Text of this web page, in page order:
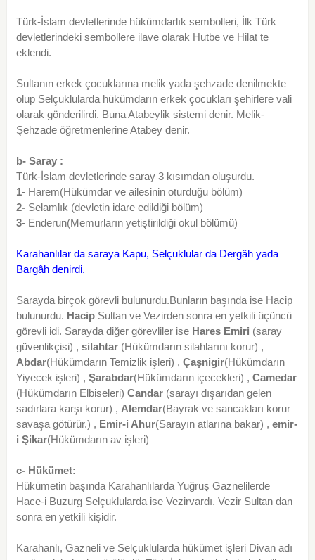
Türk-İslam devletlerinde hükümdarlık sembolleri, İlk Türk
devletlerindeki sembollere ilave olarak Hutbe ve Hilat te
eklendi.
Sultanın erkek çocuklarına melik yada şehzade denilmekte
olup Selçuklularda hükümdarın erkek çocukları şehirlere vali
olarak gönderilirdi. Buna Atabeylik sistemi denir. Melik-
Şehzade öğretmenlerine Atabey denir.
b- Saray :
Türk-İslam devletlerinde saray 3 kısımdan oluşurdu.
1- Harem(Hükümdar ve ailesinin oturduğu bölüm)
2- Selamlık (devletin idare edildiği bölüm)
3- Enderun(Memurların yetiştirildiği okul bölümü)
Karahanlılar da saraya Kapu, Selçuklular da Dergâh yada
Bargâh denirdi.
Sarayda birçok görevli bulunurdu.Bunların başında ise Hacip
bulunurdu. HacipSultan ve Vezirden sonra en yetkili üçüncü
görevli idi. Sarayda diğer görevliler ise Hares Emiri (saray
güvenlikçisi) , silahtar(Hükümdarın silahlarını korur) ,
Abdar(Hükümdarın Temizlik işleri) , Çaşnigir(Hükümdarın
Yiyecek işleri) , Şarabdar(Hükümdarın içecekleri) , Camedar
(Hükümdarın Elbiseleri) Candar(sarayı dışarıdan gelen
sadırlara karşı korur) , Alemdar(Bayrak ve sancakları korur
savaşa götürür.) , Emir-i Ahur(Sarayın atlarına bakar) , emir-
i Şikar(Hükümdarın av işleri)
c- Hükümet:
Hükümetin başında Karahanlılarda Yuğruş Gaznelilerde
Hace-i Buzurg Selçuklularda ise Vezirvardı. Vezir Sultan dan
sonra en yetkili kişidir.
Karahanlı, Gazneli ve Selçuklularda hükümet işleri Divan adı